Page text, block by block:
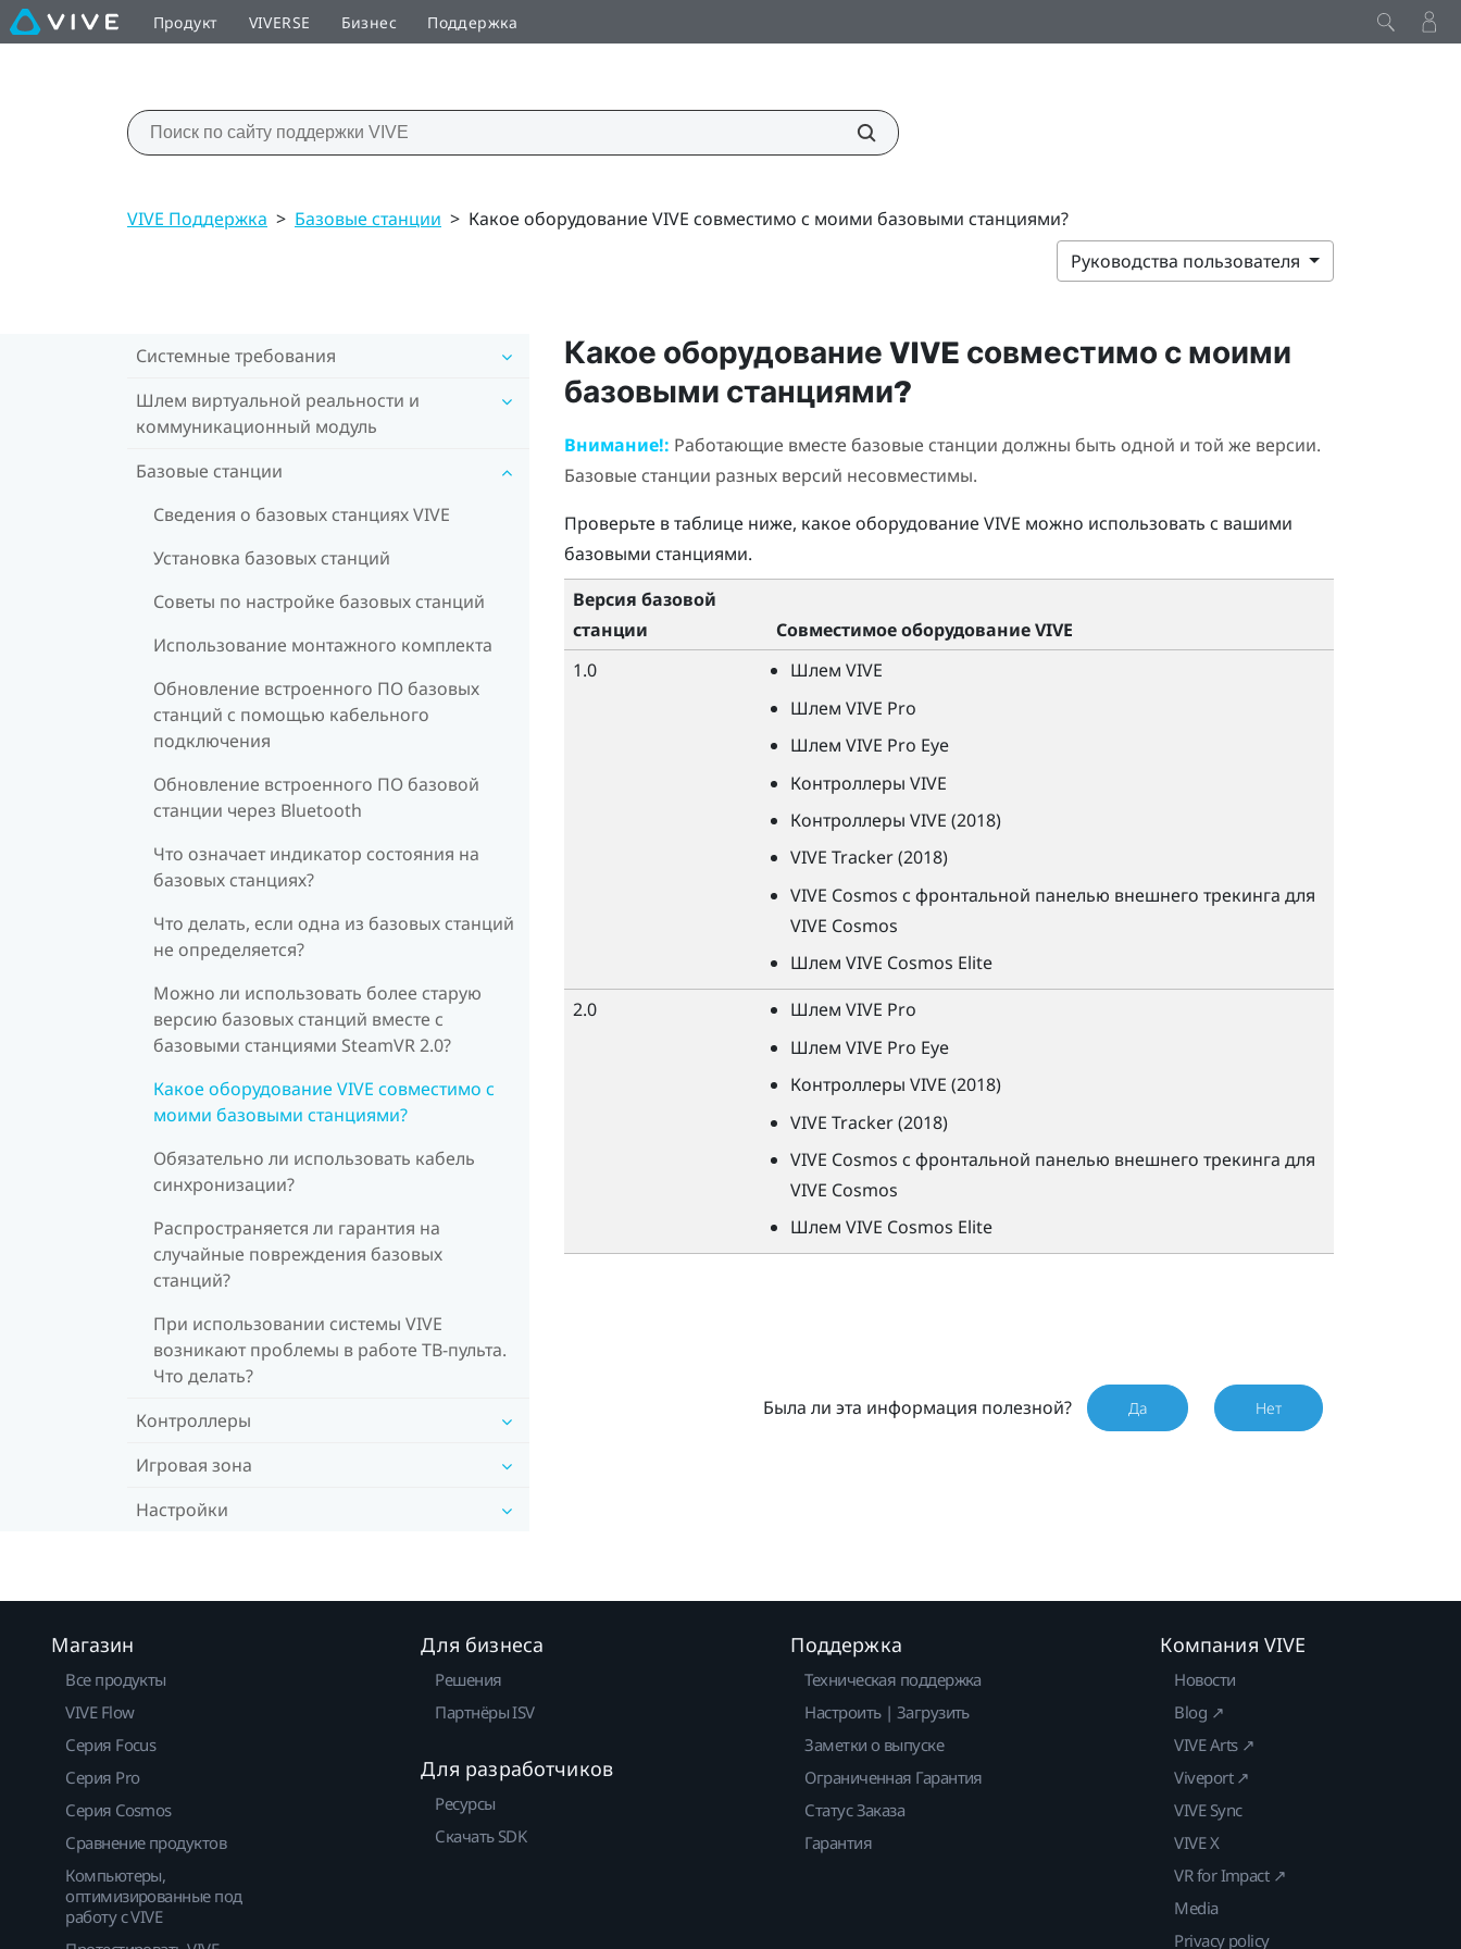
Продукт VIVERSE Бизнес Поддержка
VIVE Поддержка > Базовые станции > Какое оборудование VIVE совместимо с моими базовыми станциями?
Руководства пользователя
Системные требования
Шлем виртуальной реальности и
коммуникационный модуль
Базовые станции
Сведения о базовых станциях VIVE
Установка базовых станций
Советы по настройке базовых станций
Использование монтажного комплекта
Обновление встроенного ПО базовых
станций с помощью кабельного
подключения
Обновление встроенного ПО базовой
станции через Bluetooth
Что означает индикатор состояния на
базовых станциях?
Что делать, если одна из базовых станций
не определяется?
Можно ли использовать более старую
версию базовых станций вместе с
базовыми станциями SteamVR 2.0?
Какое оборудование VIVE совместимо с
моими базовыми станциями?
Обязательно ли использовать кабель
синхронизации?
Распространяется ли гарантия на
случайные повреждения базовых
станций?
При использовании системы VIVE
возникают проблемы в работе ТВ-пульта.
Что делать?
Контроллеры
Игровая зона
Настройки
Какое оборудование VIVE совместимо с моими
базовыми станциями?
Внимание!: Работающие вместе базовые станции должны быть одной и той же версии.
Базовые станции разных версий несовместимы.
Проверьте в таблице ниже, какое оборудование VIVE можно использовать с вашими
базовыми станциями.
Версия базовой
станции
Совместимое оборудованиеVIVE
1.0
Шлем VIVE
Шлем VIVE Pro
Шлем VIVE Pro Eye
Контроллеры VIVE
Контроллеры VIVE (2018)
VIVE Tracker (2018)
VIVE Cosmos с фронтальной панелью внешнего трекинга для
VIVE Cosmos
Шлем VIVE Cosmos Elite
2.0
Шлем VIVE Pro
Шлем VIVE Pro Eye
Контроллеры VIVE (2018)
VIVE Tracker (2018)
VIVE Cosmos с фронтальной панелью внешнего трекинга для
VIVE Cosmos
Шлем VIVE Cosmos Elite
Была ли эта информация полезной? Да Нет
Магазин
Все продукты
VIVE Flow
Серия Focus
Серия Pro
Серия Cosmos
Сравнение продуктов
Компьютеры,
оптимизированные под
работу с VIVE
Для бизнеса
Решения
Партнёры ISV
Для разработчиков
Ресурсы
Скачать SDK
Поддержка
Техническая поддержка
Настроить | Загрузить
Заметки о выпуске
Ограниченная Гарантия
Статус Заказа
Гарантия
Компания VIVE
Новости
Blog ↗
VIVE Arts ↗
Viveport ↗
VIVE Sync
VIVE X
VR for Impact ↗
Media
Privacy policy